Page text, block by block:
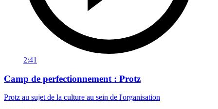
2:41
Camp de perfectionnement : Protz
Protz au sujet de la culture au sein de l'organisation